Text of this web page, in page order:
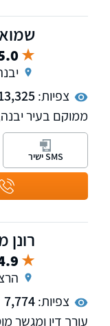
צפיות:
ממוקם בעיר
מקרקעין, משפט
SMS ישיר
רונן
צפיות:7,774
עורך דין ומגשר